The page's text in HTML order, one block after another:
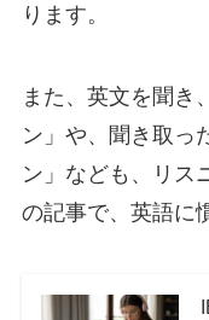
ります。
また、英文を聞き
ン」や、聞き取っ
ン」なども、リス
の記事で、英語に